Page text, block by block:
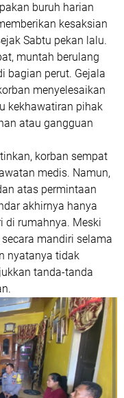
buruh harian
kesaksian
Sabtu pekan lalu.
muntah berulang
bagian perut. Gejala
menyelesaikan
kekhawatiran pihak
atau gangguan
korban sempat
medis. Namun,
atas permintaan
akhirnya hanya
di rumahnya. Meski
mandiri selama
nyatanya tidak
tanda-tanda